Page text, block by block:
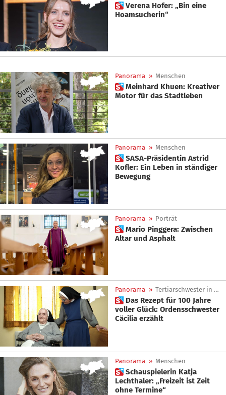
 Verena Hofer: „Bin eine
Hoamsucherin“
Panorama » Menschen
 Meinhard Khuen: Kreativer
Motor für das Stadtleben
Panorama » Menschen
 SASA-Präsidentin Astrid
Kofler: Ein Leben in ständiger
Bewegung
Panorama » Porträt
 Mario Pinggera: Zwischen
Altar und Asphalt
Panorama » Tertiarschwester in Kaltern
 Das Rezept für 100 Jahre
voller Glück: Ordensschwester
Cäcilia erzählt
Panorama » Menschen
 Schauspielerin Katja
Lechthaler: „Freizeit ist Zeit
ohne Termine“